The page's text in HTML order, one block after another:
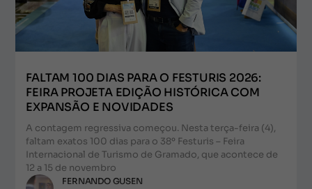
FALTAM 100 DIAS PARA O FESTURIS 2026:
FEIRA PROJETA EDIÇÃO HISTÓRICA COM
EXPANSÃO E NOVIDADES
A contagem regressiva começou. Nesta terça-feira (4),
faltam exatos 100 dias para o 38º Festuris – Feira
Internacional de Turismo de Gramado, que acontece de
12 a 15 de novembro
FERNANDO GUSEN